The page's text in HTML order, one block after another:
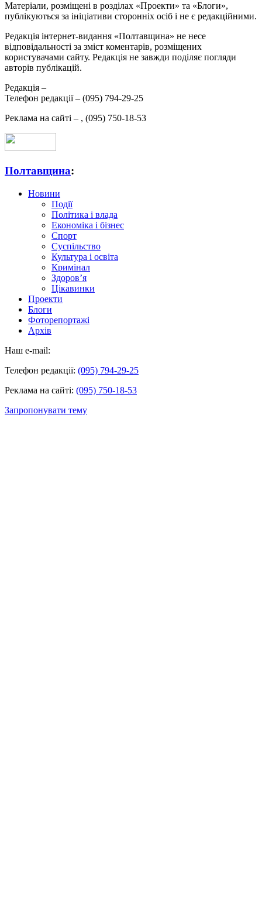
Матеріали, розміщені в розділах «Проекти» та «Блоги»,
публікуються за ініціативи сторонніх осіб і не є редакційними.
Редакція інтернет-видання «Полтавщина» не несе
відповідальності за зміст коментарів, розміщених
користувачами сайту. Редакція не завжди поділяє погляди
авторів публікацій.
Редакція –
Телефон редакції – (095) 794-29-25
Реклама на сайті – , (095) 750-18-53
Полтавщина:
Новини
Події
Політика і влада
Економіка і бізнес
Спорт
Суспільство
Культура і освіта
Кримінал
Здоров’я
Цікавинки
Проекти
Блоги
Фоторепортажі
Архів
Наш e-mail:
Телефон редакції: (095) 794-29-25
Реклама на сайті: (095) 750-18-53
Запропонувати тему